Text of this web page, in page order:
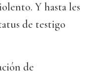
Y hasta les
de testigo
de